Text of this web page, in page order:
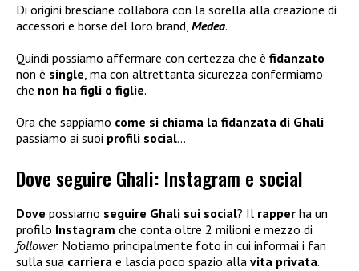
Di origini bresciane collabora con la sorella alla creazione di
accessori e borse del loro brand, Medea.
Quindi possiamo affermare con certezza che è fidanzato
non è single, ma con altrettanta sicurezza confermiamo
che non ha figli o figlie.
Ora che sappiamo come si chiama la fidanzata di Ghali
passiamo ai suoi profili social…
Dove seguire Ghali: Instagram e social
Dove possiamo seguire Ghali sui social? Il rapper ha un
profilo Instagram che conta oltre 2 milioni e mezzo di
follower. Notiamo principalmente foto in cui informai i fan
sulla sua carriera e lascia poco spazio alla vita privata.